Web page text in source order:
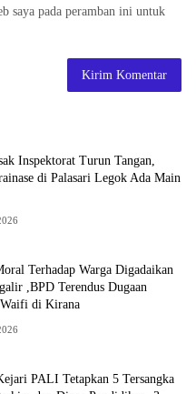
saya pada peramban ini untuk
Inspektorat Turun Tangan,
di Palasari Legok Ada Main
Terhadap Warga Digadaikan
,BPD Terendus Dugaan
di Kirana
PALI Tetapkan 5 Tersangka